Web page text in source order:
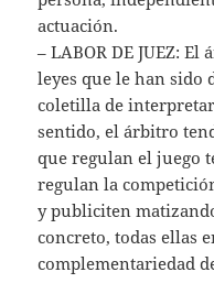
actuación.
– LABOR DE JUEZ:
leyes que le han sido
coletilla de
sentido, el árbitro
que regulan el juego
regulan la
y publiciten
concreto, todas ellas
complementariedad